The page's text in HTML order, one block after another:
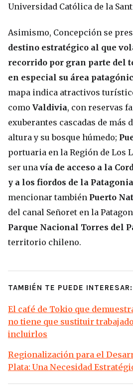
Universidad Católica de la
Asimismo, Concepción se
destino estratégico al que
recorrido por gran parte del
en especial su área
mapa indica atractivos
como Valdivia, con reservas
exuberantes cascadas de más
altura y su bosque húmedo;
portuaria en la Región de Los
ser una vía de acceso a la
y a los fiordos de la Patagonia
mencionar también Puerto
del canal Señoret en la
Parque Nacional Torres del
territorio chileno.
TAMBIÉN TE PUEDE INTERESAR:
El café de Tokio que
no tiene que sustituir
incluirlos
Regionalización para el
Plata: Una Necesidad